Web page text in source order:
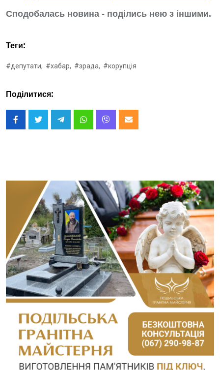
Сподобалась новина - поділись нею з іншими.
Теги:
#депутати, #хабар, #зрада, #корупція
Поділитися: